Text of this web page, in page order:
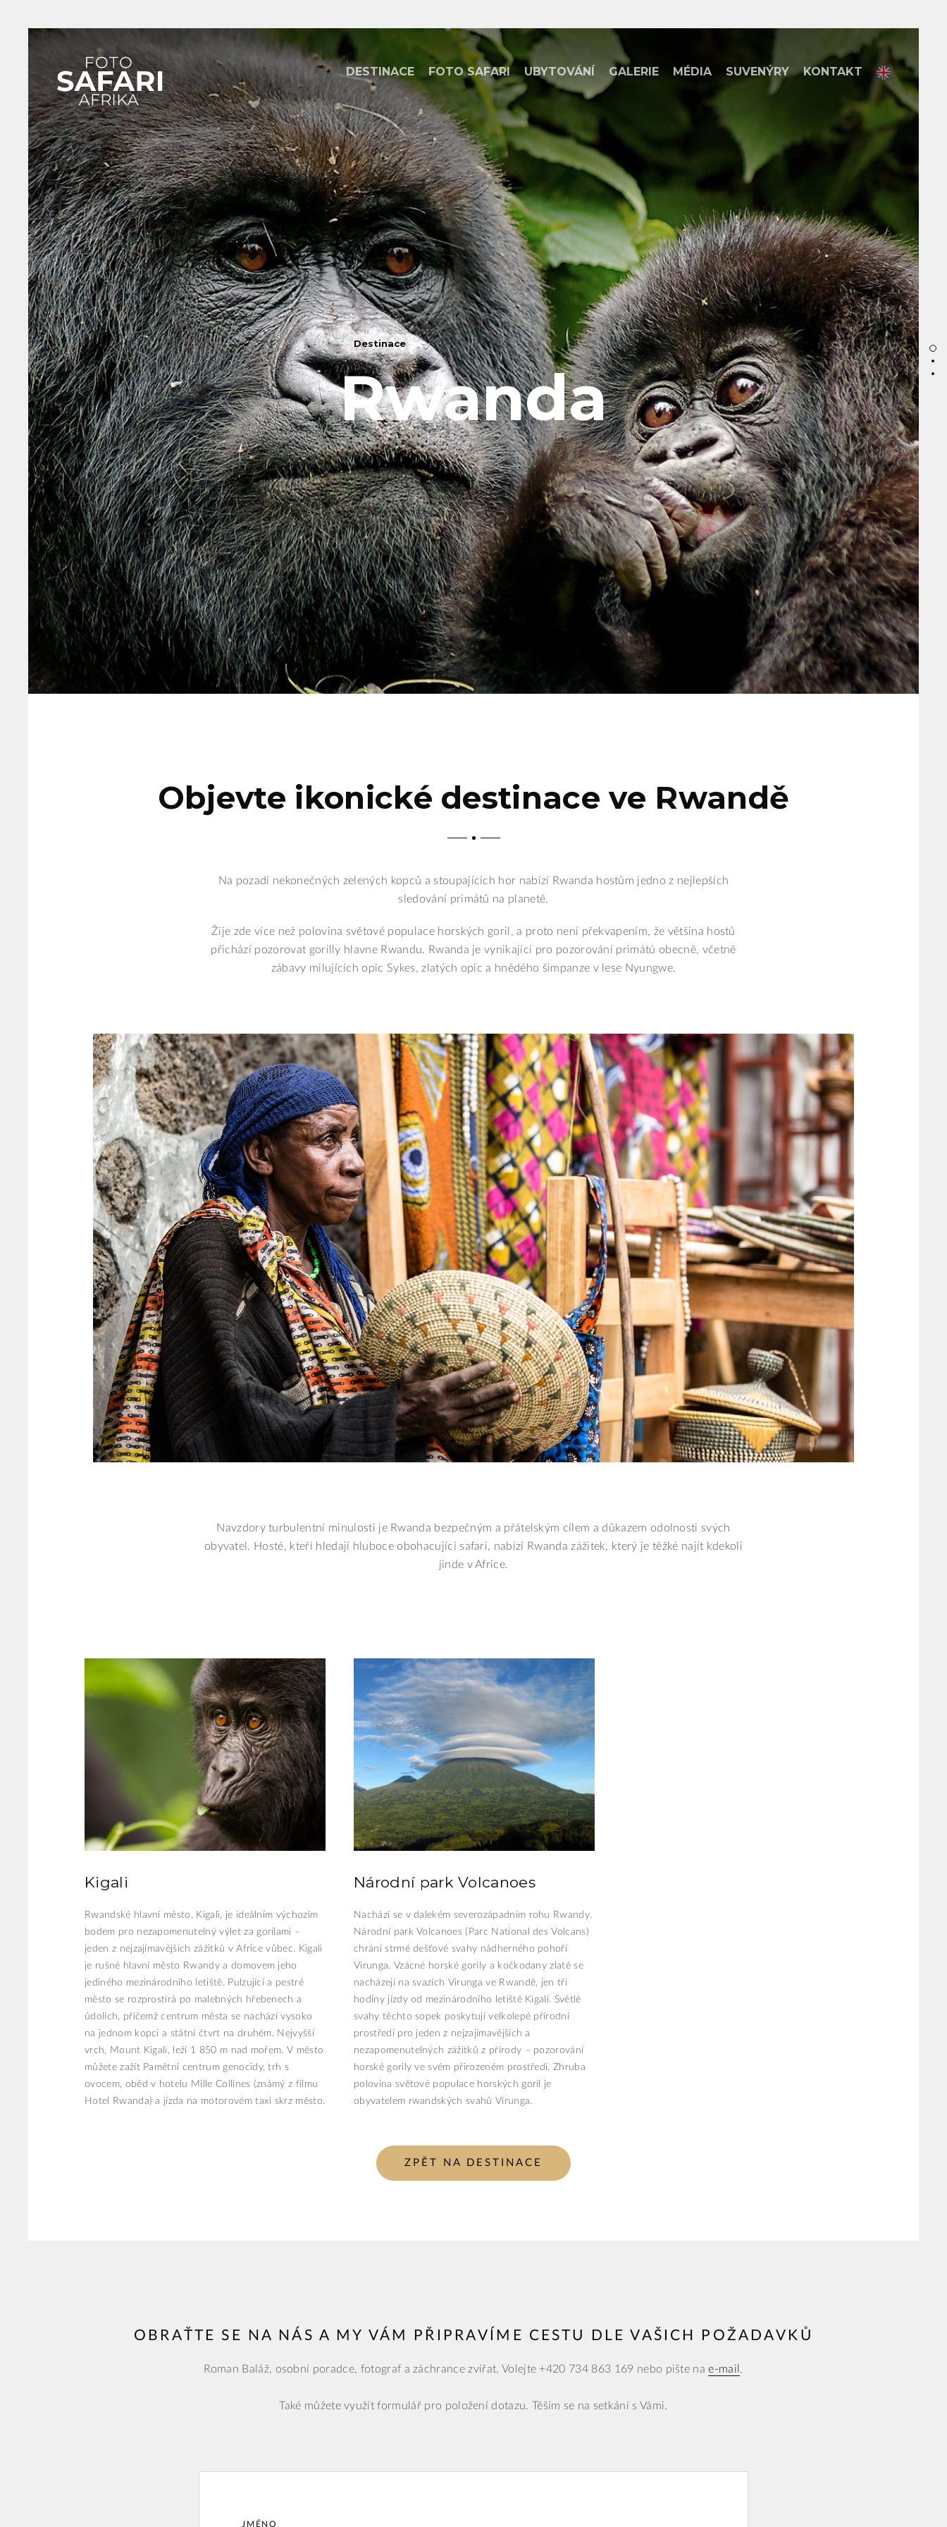
DESTINACE FOTO SAFARI UBYTOVÁNÍ GALERIE MÉDIA SUVENÝRY KONTAKT
Destinace
Rwanda
Objevte ikonické destinace ve Rwandě
Na pozadí nekonečných zelených kopců a stoupajících hor nabízí Rwanda hostům jedno z nejlepších
sledování primátů na planetě.
Žije zde více než polovina světové populace horských goril, a proto není překvapením, že většina hostů
přichází pozorovat gorilly hlavne Rwandu. Rwanda je vynikající pro pozorování primátú obecně, včetně
zábavy milujících opic Sykes, zlatých opic a hnědého šimpanze v lese Nyungwe.
Navzdory turbulentní minulosti je Rwanda bezpečným a přátelským cílem a důkazem odolnosti svých
obyvatel. Hosté, kteří hledají hluboce obohacující safari, nabízí Rwanda zážitek, který je těžké najít kdekoli
jinde v Africe.
Kigali
Rwandské hlavní město, Kigali, je ideálním výchozím
bodem pro nezapomenutelný výlet za gorilami –
jeden z nejzajímavějších zážitků v Africe vůbec. Kigali
je rušné hlavní město Rwandy a domovem jeho
jediného mezinárodního letiště. Pulzující a pestré
město se rozprostírá po malebných hřebenech a
údolích, přičemž centrum města se nachází vysoko
na jednom kopci a státní čtvrt na druhém. Nejvyšší
vrch, Mount Kigali, leží 1 850 m nad mořem. V město
můžete zažít Pamětní centrum genocidy, trh s
ovocem, oběd v hotelu Mille Collines (známý z filmu
Hotel Rwanda) a jízda na motorovém taxi skrz město.
Národní park Volcanoes
Nachází se v dalekém severozápadním rohu Rwandy.
Národní park Volcanoes (Parc National des Volcans)
chrání strmé dešťové svahy nádherného pohoří
Virunga. Vzácné horské gorily a kočkodany zlaté se
nacházejí na svazích Virunga ve Rwandě, jen tři
hodiny jízdy od mezinárodního letiště Kigali. Světlé
svahy těchto sopek poskytují velkolepé přírodní
prostředí pro jeden z nejzajímavějších a
nezapomenutelných zážitků z přírody – pozorování
horské gorily ve svém přirozeném prostředí. Zhruba
polovina světové populace horských goril je
obyvatelem rwandských svahů Virunga.
ZPĚT NA DESTINACE
OBRAŤTE SE NA NÁS A MY VÁM PŘIPRAVÍME CESTU DLE VAŠICH POŽADAVKŮ
Roman Baláž, osobní poradce, fotograf a záchrance zvířat. Volejte +420 734 863 169 nebo pište nae-mail.
Také můžete využít formulář pro položení dotazu. Těším se na setkání s Vámi.
JMÉNO